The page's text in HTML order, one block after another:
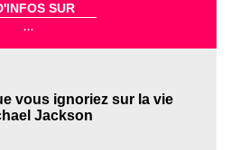
SUR
...
vous ignoriez sur la vie
Jackson